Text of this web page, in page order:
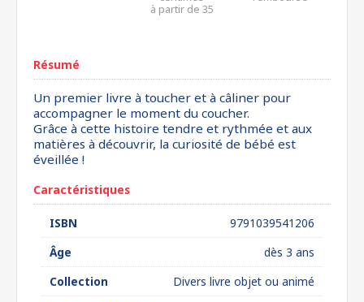
à partir de 35
Résumé
Un premier livre à toucher et à câliner pour
accompagner le moment du coucher.
Grâce à cette histoire tendre et rythmée et aux
matières à découvrir, la curiosité de bébé est
éveillée !
Caractéristiques
ISBN
9791039541206
Âge
dès 3 ans
Collection
Divers livre objet ou animé